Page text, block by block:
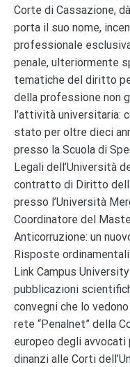
Corte di Cassazione,
porta il suo nome,
professionale
penale, ulteriormente
tematiche del diritto
della professione non
l’attività universitaria:
stato per oltre dieci
presso la Scuola di
Legali dell’Università
contratto di Diritto
presso l’Università
Coordinatore del
Anticorruzione: un
Risposte
Link Campus
pubblicazioni
convegni che lo
rete “Penalnet” della
europeo degli
dinanzi alle Corti